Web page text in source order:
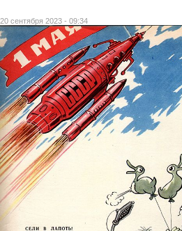
20 сентября 2023 - 09:34